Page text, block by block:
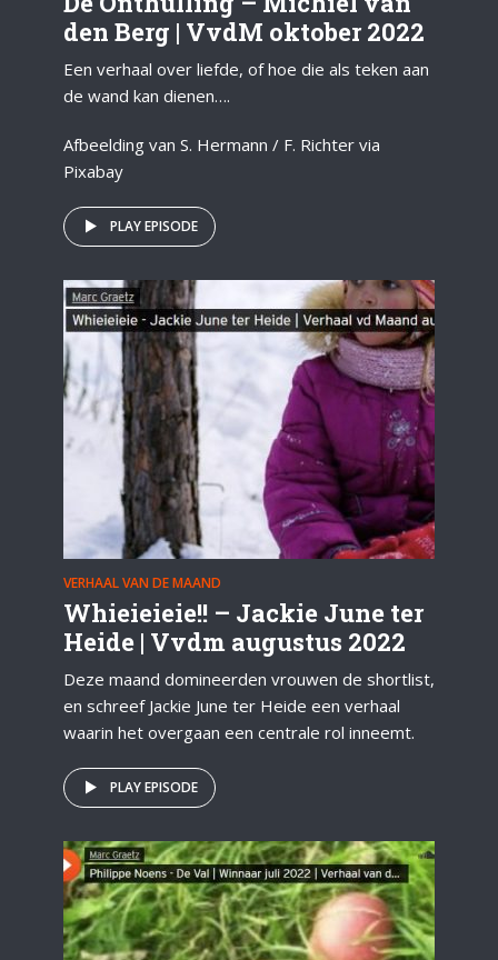
den Berg | VvdM oktober 2022
Een verhaal over liefde, of hoe die als teken aan
de wand kan dienen….
Afbeelding van S. Hermann / F. Richter via
Pixabay
PLAY EPISODE
VERHAAL VAN DE MAAND
Whieieieie!! – Jackie June ter
Heide | Vvdm augustus 2022
Deze maand domineerden vrouwen de shortlist,
en schreef Jackie June ter Heide een verhaal
waarin het overgaan een centrale rol inneemt.
PLAY EPISODE